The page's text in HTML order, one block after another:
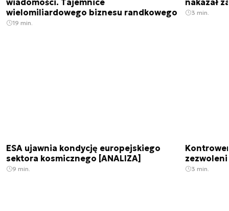
wiadomości. Tajemnice
wielomiliardowego biznesu randkowego
19 min.
nakazał
3 min.
ESA ujawnia kondycję europejskiego
sektora kosmicznego [ANALIZA]
9 min. 3 min.